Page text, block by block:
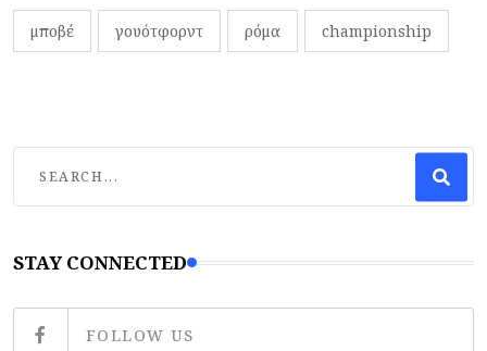
μποβέ γουότφορντ ρόμα championship
STAY CONNECTED
FOLLOW US